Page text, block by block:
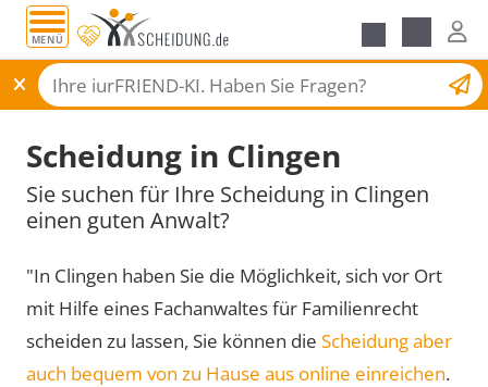
MENÜ
Scheidungsantrag
Scheidung in Clingen
Sie suchen für Ihre Scheidung in Clingen
einen guten Anwalt?
"In Clingen haben Sie die Möglichkeit, sich vor Ort
mit Hilfe eines Fachanwaltes für Familienrecht
scheiden zu lassen, Sie können die Scheidung aber
auch bequem von zu Hause aus online einreichen.